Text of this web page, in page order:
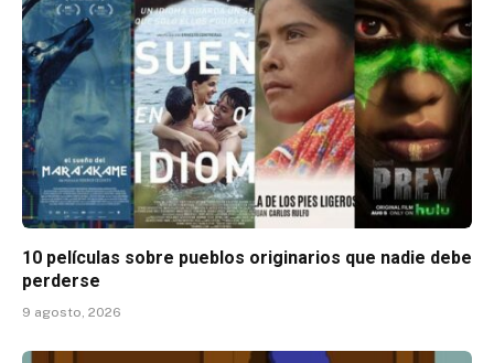
10 películas sobre pueblos originarios que nadie debe
perderse
9 agosto, 2026